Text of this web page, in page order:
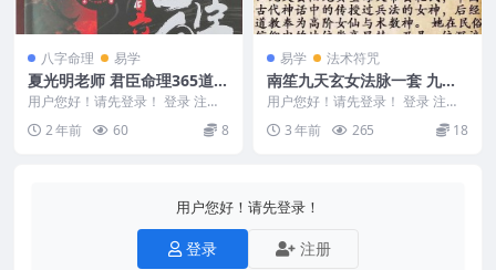
八字命理 易学
夏光明老师 君臣命理365道窍
门147页
用户您好！请先登录！ 登录 注册
夏光明老师 君臣命理365道窍门14
7页 24...
2 年前 60 8
易学 法术符咒
南笙九天玄女法脉一套 九天
玄女法脉上册文档
用户您好！请先登录！ 登录 注册
南笙九天玄女法脉1套 九天玄女法
脉上册 此法只...
3 年前 265 18
用户您好！请先登录！
登录 注册